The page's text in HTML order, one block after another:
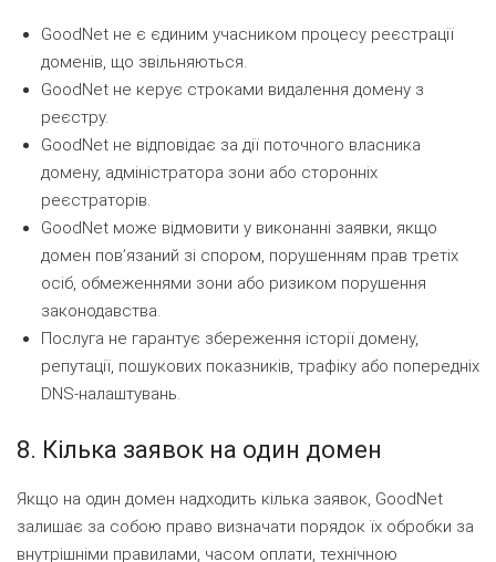
GoodNet не є єдиним учасником процесу реєстрації
доменів, що звільняються.
GoodNet не керує строками видалення домену з
реєстру.
GoodNet не відповідає за дії поточного власника
домену, адміністратора зони або сторонніх
реєстраторів.
GoodNet може відмовити у виконанні заявки, якщо
домен повʼязаний зі спором, порушенням прав третіх
осіб, обмеженнями зони або ризиком порушення
законодавства.
Послуга не гарантує збереження історії домену,
репутації, пошукових показників, трафіку або попередніх
DNS-налаштувань.
8. Кілька заявок на один домен
Якщо на один домен надходить кілька заявок, GoodNet
залишає за собою право визначати порядок їх обробки за
внутрішніми правилами, часом оплати, технічною